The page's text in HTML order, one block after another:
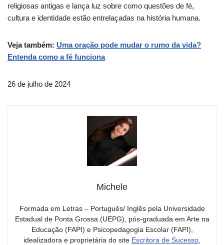
religiosas antigas e lança luz sobre como questões de fé,
cultura e identidade estão entrelaçadas na história humana.
Veja também: Uma oração pode mudar o rumo da vida?
Entenda como a fé funciona
26 de julho de 2024
Michele
Formada em Letras – Português/ Inglês pela Universidade
Estadual de Ponta Grossa (UEPG), pós-graduada em Arte na
Educação (FAPI) e Psicopedagogia Escolar (FAPI),
idealizadora e proprietária do site Escritora de Sucesso,